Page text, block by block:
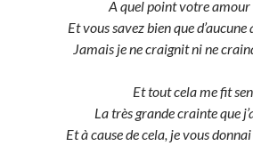
A quel point votre amour
Et vous savez bien que
Jamais je ne craignit ni ne
Et tout cela me fit
La très grande crainte que
Et à cause de cela, je vous